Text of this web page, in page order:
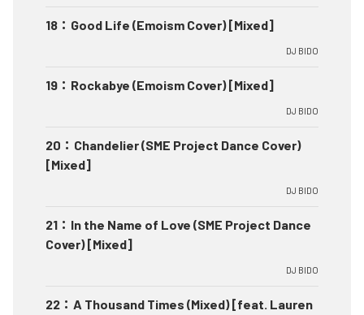
18 ： Good Life (Emoism Cover) [Mixed]
DJ BIDO
19 ： Rockabye (Emoism Cover) [Mixed]
DJ BIDO
20 ： Chandelier (SME Project Dance Cover)
[Mixed]
DJ BIDO
21 ： In the Name of Love (SME Project Dance
Cover) [Mixed]
DJ BIDO
22 ： A Thousand Times (Mixed) [feat. Lauren